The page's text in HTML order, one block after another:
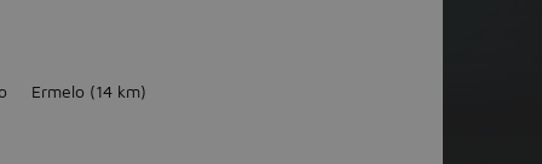
Ermelo (14 km)